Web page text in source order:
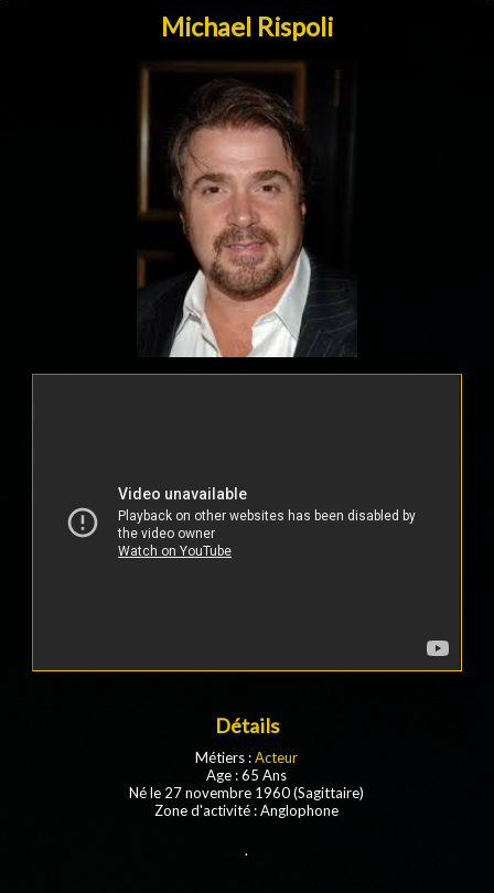
Michael Rispoli
Détails
Métiers :Acteur
Age : 65 Ans
Né le 27 novembre 1960 (Sagittaire)
Zone d'activité : Anglophone
.